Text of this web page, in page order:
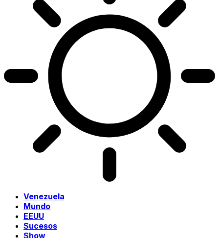
Venezuela
Mundo
EEUU
Sucesos
Show